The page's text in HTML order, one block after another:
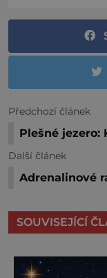
Předchozí článek
Plešné jezero:
Další článek
Adrenalinové
SOUVISEJÍCÍ